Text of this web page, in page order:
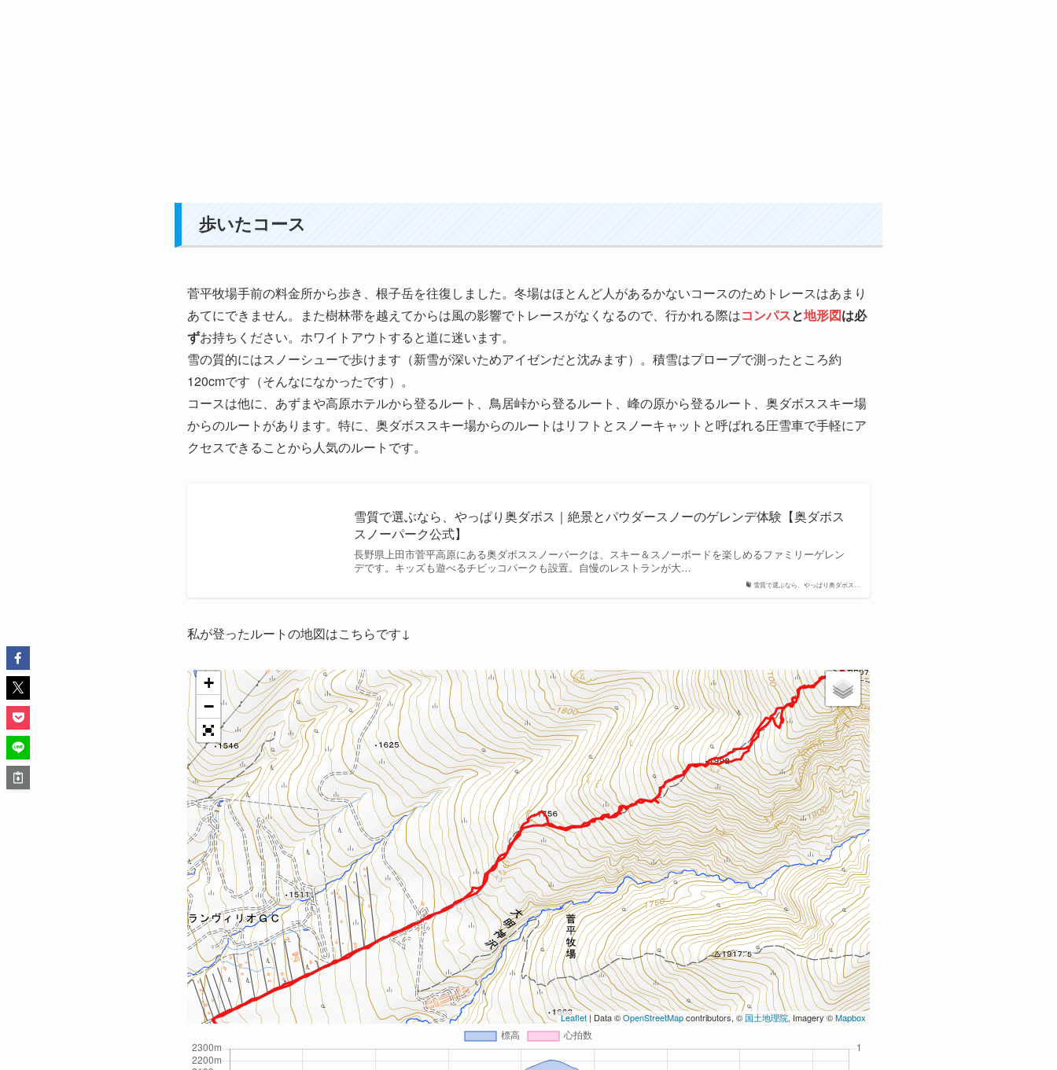
歩いたコース
菅平牧場手前の料金所から歩き、根子岳を往復しました。冬場はほとんど人があるかないコースのためトレースはあまり
あてにできません。また樹林帯を越えてからは風の影響でトレースがなくなるので、行かれる際はコンパスと地形図は必
ずお持ちください。ホワイトアウトすると道に迷います。
雪の質的にはスノーシューで歩けます（新雪が深いためアイゼンだと沈みます）。積雪はプローブで測ったところ約
120cmです（そんなになかったです）。
コースは他に、あずまや高原ホテルから登るルート、鳥居峠から登るルート、峰の原から登るルート、奥ダボススキー場
からのルートがあります。特に、奥ダボススキー場からのルートはリフトとスノーキャットと呼ばれる圧雪車で手軽にア
クセスできることから人気のルートです。
雪質で選ぶなら、やっぱり奥ダボス…
雪質で選ぶなら、やっぱり奥ダボス｜絶景とパウダースノーのゲレンデ体験【奥ダボス
スノーパーク公式】
長野県上田市菅平高原にある奥ダボススノーパークは、スキー＆スノーボードを楽しめるファミリーゲレン
デです。キッズも遊べるチビッコパークも設置。自慢のレストランが大…
私が登ったルートの地図はこちらです↓
+
−
Leaflet| Data ©OpenStreetMapcontributors, ©国土地理院, Imagery ©Mapbox